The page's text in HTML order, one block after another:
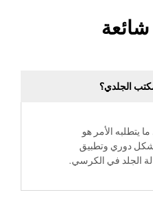
الجلدي؟
يتطلبه الأمر هو
دوري وتطبيق
الجلد في الكرسي.